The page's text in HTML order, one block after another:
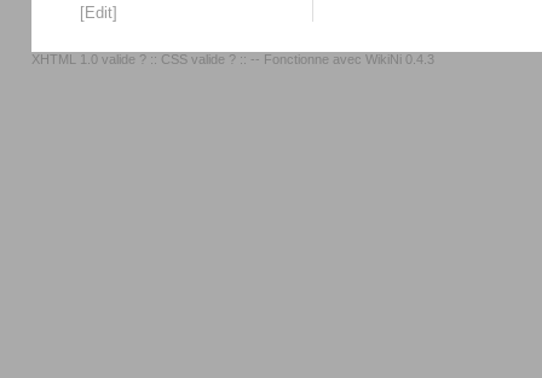
[Edit]
XHTML 1.0 valide ? :: CSS valide ? :: -- Fonctionne avec WikiNi 0.4.3